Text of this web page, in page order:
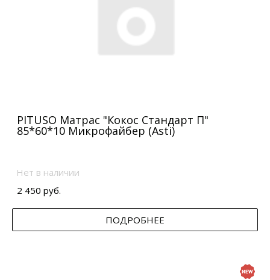
PITUSO Матрас "Кокос Стандарт П"
85*60*10 Микрофайбер (Asti)
Нет в наличии
2 450 руб.
ПОДРОБНЕЕ